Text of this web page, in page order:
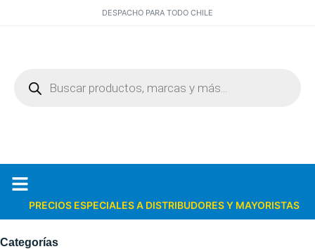
DESPACHO PARA TODO CHILE
PRECIOS ESPECIALES A DISTRIBUDORES Y MAYORISTAS
Categorías